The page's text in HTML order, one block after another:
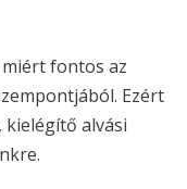
miért fontos az
Ezért
alvási